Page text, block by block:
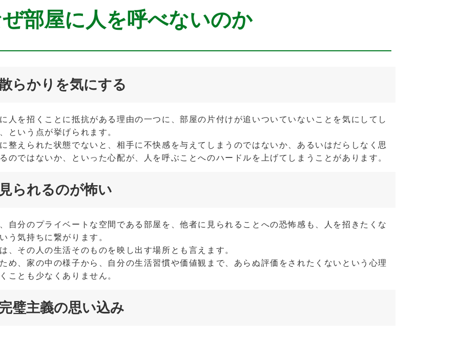
部屋に人を呼べないのか
らかりを気にする
人を招くことに抵抗がある理由の一つに、部屋の片付けが追いついていないことを気にしてし
という点が挙げられます。
整えられた状態でないと、相手に不快感を与えてしまうのではないか、あるいはだらしなく思
のではないか、といった心配が、人を呼ぶことへのハードルを上げてしまうことがあります。
られるのが怖い
自分のプライベートな空間である部屋を、他者に見られることへの恐怖感も、人を招きたくな
う気持ちに繋がります。
、その人の生活そのものを映し出す場所とも言えます。
め、家の中の様子から、自分の生活習慣や価値観まで、あらぬ評価をされたくないという心理
ことも少なくありません。
璧主義の思い込み